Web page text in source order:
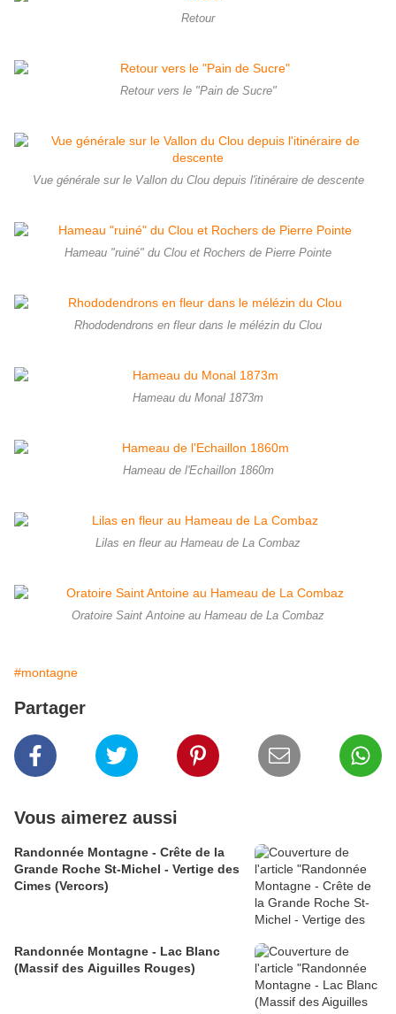
Retour
Retour vers le "Pain de Sucre"
Vue générale sur le Vallon du Clou depuis l'itinéraire de descente
Hameau "ruiné" du Clou et Rochers de Pierre Pointe
Rhododendrons en fleur dans le mélézin du Clou
Hameau du Monal 1873m
Hameau de l'Echaillon 1860m
Lilas en fleur au Hameau de La Combaz
Oratoire Saint Antoine au Hameau de La Combaz
#montagne
Partager
Vous aimerez aussi
Randonnée Montagne - Crête de la
Grande Roche St-Michel - Vertige des
Cimes (Vercors)
Randonnée Montagne - Lac Blanc
(Massif des Aiguilles Rouges)